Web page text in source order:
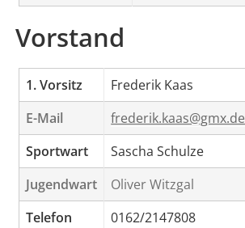
Vorstand
1. Vorsitz
Frederik Kaas
E-Mail
frederik.kaas@gmx.de
Sportwart
Sascha Schulze
Jugendwart
Oliver Witzgal
Telefon
0162/2147808